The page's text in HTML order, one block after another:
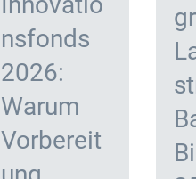
nsfonds
2026:
Warum
Vorbereit